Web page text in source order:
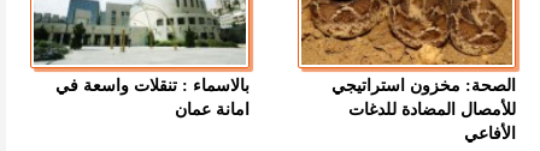
الصحة: مخزون استراتيجي
للأمصال المضادة للدغات
الأفاعي
بالاسماء : تنقلات واسعة في
امانة عمان